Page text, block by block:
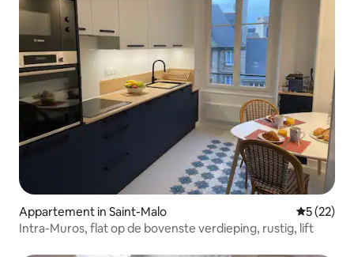
Appartement in Saint-Malo
5 (22)
Intra-Muros, flat op de bovenste verdieping, rustig, lift